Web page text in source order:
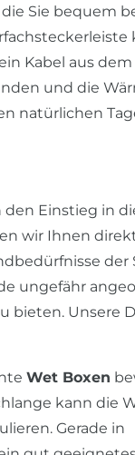
die Sie bequem
Kabel aus dem
und die
natürlichen
den Einstieg in
wir Ihnen
der
ungefähr
bieten. Unsere
Wet Boxen
kann die
Gerade in